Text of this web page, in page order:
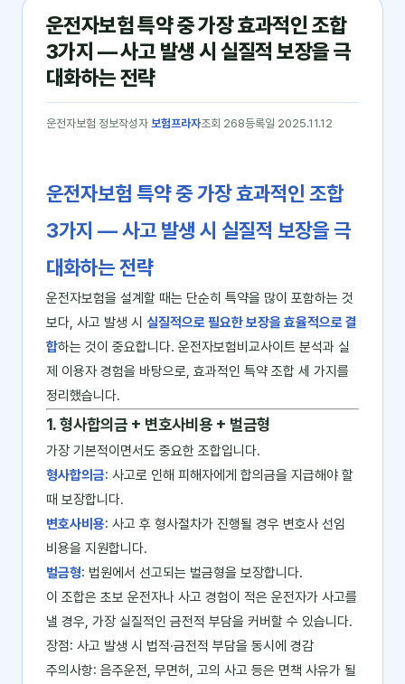
운전자보험 특약 중 가장 효과적인 조합
3가지 — 사고 발생 시 실질적 보장을 극
대화하는 전략
운전자보험 정보작성자 보험프라자조회 268등록일 2025.11.12
운전자보험 특약 중 가장 효과적인 조합
3가지 ― 사고 발생 시 실질적 보장을 극
대화하는 전략
운전자보험을 설계할 때는 단순히 특약을 많이 포함하는 것
보다, 사고 발생 시 실질적으로 필요한 보장을 효율적으로 결
합하는 것이 중요합니다. 운전자보험비교사이트 분석과 실
제 이용자 경험을 바탕으로, 효과적인 특약 조합 세 가지를
정리했습니다.
1. 형사합의금 + 변호사비용 + 벌금형
가장 기본적이면서도 중요한 조합입니다.
형사합의금: 사고로 인해 피해자에게 합의금을 지급해야 할
때 보장합니다.
변호사비용: 사고 후 형사절차가 진행될 경우 변호사 선임
비용을 지원합니다.
벌금형: 법원에서 선고되는 벌금형을 보장합니다.
이 조합은 초보 운전자나 사고 경험이 적은 운전자가 사고를
낼 경우, 가장 실질적인 금전적 부담을 커버할 수 있습니다.
장점: 사고 발생 시 법적·금전적 부담을 동시에 경감
주의사항: 음주운전, 무면허, 고의 사고 등은 면책 사유가 될